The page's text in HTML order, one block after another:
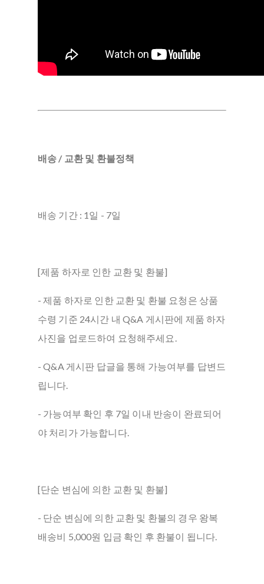
배송 / 교환 및 환불정책
배송 기간 : 1일 - 7일
[제품 하자로 인한 교환 및 환불]
- 제품 하자로 인한 교환 및 환불 요청은 상품
수령 기준 24시간 내 Q&A 게시판에 제품 하자
사진을 업로드하여 요청해주세요.
- Q&A 게시판 답글을 통해 가능여부를 답변드
립니다.
- 가능여부 확인 후 7일 이내 반송이 완료되어
야 처리가 가능합니다.
[단순 변심에 의한 교환 및 환불]
- 단순 변심에 의한 교환 및 환불의 경우 왕복
배송비 5,000원 입금 확인 후 환불이 됩니다.